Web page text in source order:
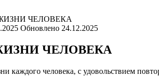
ЧЕЛОВЕКА
Обновлено 24.12.2025
ЧЕЛОВЕКА
каждого человека, с удовольствием